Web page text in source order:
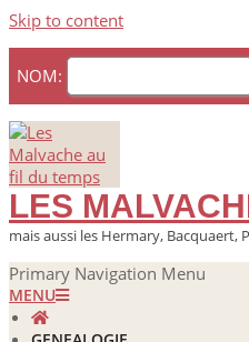
Skip to content
NOM:
LES
mais aussi les Hermary, Bacquaert,
Primary Navigation Menu
MENU